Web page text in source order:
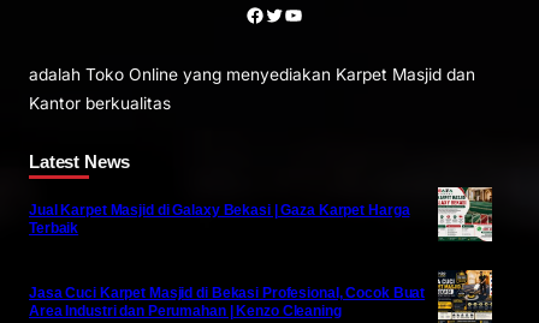
Facebook Twitter YouTube
adalah Toko Online yang menyediakan Karpet Masjid dan
Kantor berkualitas
Latest News
Jual Karpet Masjid di Galaxy Bekasi | Gaza Karpet Harga
Terbaik
Jasa Cuci Karpet Masjid di Bekasi Profesional, Cocok Buat
Area Industri dan Perumahan | Kenzo Cleaning